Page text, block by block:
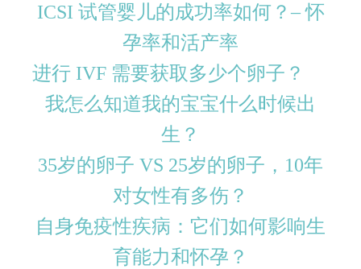
ICSI 试管婴儿的成功率如何？– 怀
孕率和活产率
进行 IVF 需要获取多少个卵子？
我怎么知道我的宝宝什么时候出
生？
35岁的卵子 VS 25岁的卵子，10年
对女性有多伤？
自身免疫性疾病：它们如何影响生
育能力和怀孕？